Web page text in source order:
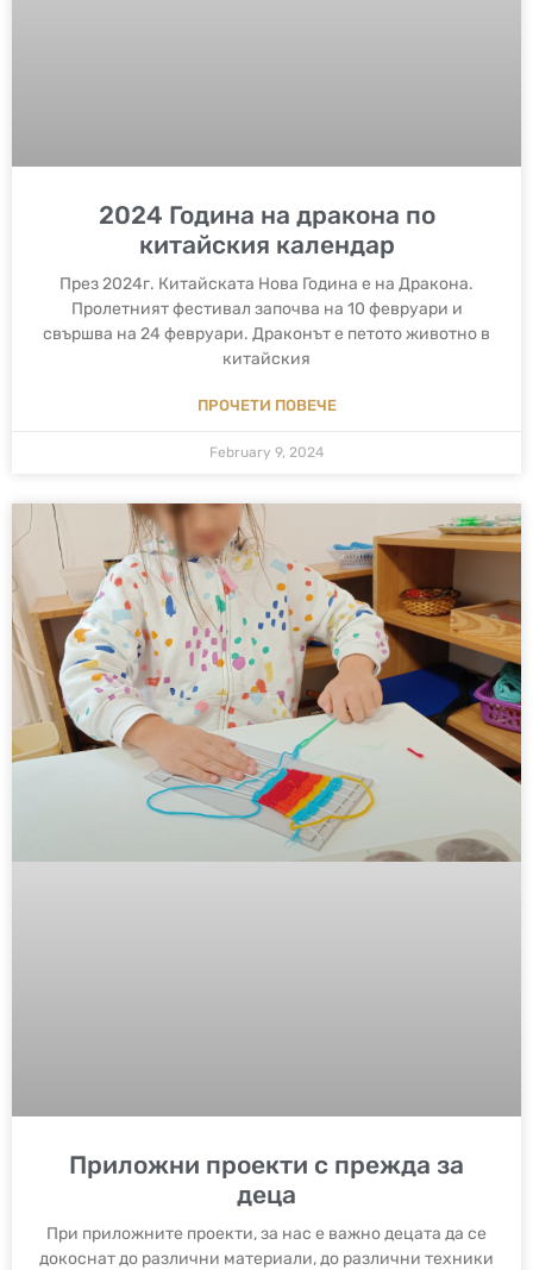
2024 Година на дракона по
китайския календар
През 2024г. Китайската Нова Година е на Дракона.
Пролетният фестивал започва на 10 февруари и
свършва на 24 февруари. Драконът е петото животно в
китайския
ПРОЧЕТИ ПОВЕЧЕ
February 9, 2024
Приложни проекти с прежда за
деца
При приложните проекти, за нас е важно децата да се
докоснат до различни материали, до различни техники